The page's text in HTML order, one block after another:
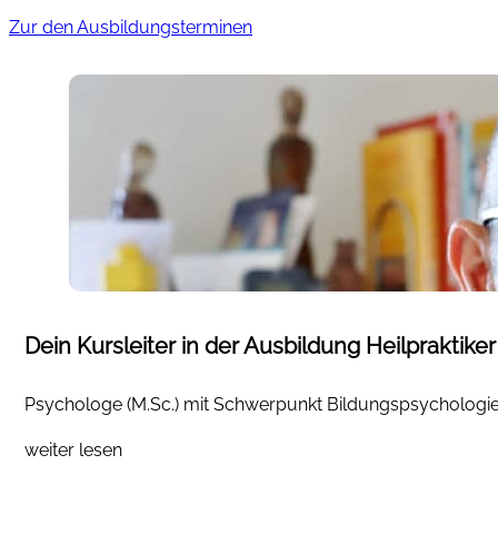
Zur den Ausbildungsterminen
Dein Kursleiter in der Ausbildung
Psychologe (M.Sc.) mit Schwerpunkt
weiter lesen